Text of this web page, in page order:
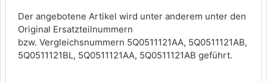
Der angebotene Artikel wird unter anderem unter den
Original Ersatzteilnummern
bzw. Vergleichsnummern 5Q0511121AA, 5Q0511121AB,
5Q0511121BL, 5Q0511121AA, 5Q0511121AB geführt.